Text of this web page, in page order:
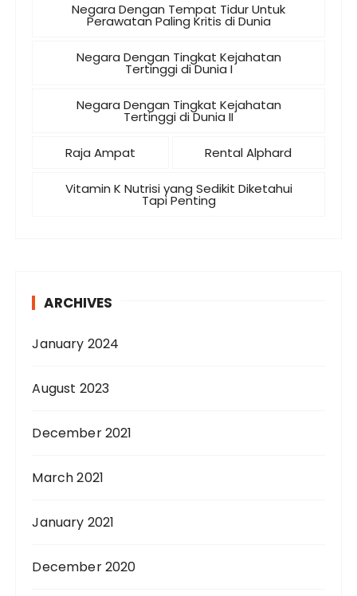
Negara Dengan Tempat Tidur Untuk
Perawatan Paling Kritis di Dunia
Negara Dengan Tingkat Kejahatan
Tertinggi di Dunia I
Negara Dengan Tingkat Kejahatan
Tertinggi di Dunia II
Raja Ampat Rental Alphard
Vitamin K Nutrisi yang Sedikit Diketahui
Tapi Penting
ARCHIVES
January 2024
August 2023
December 2021
March 2021
January 2021
December 2020